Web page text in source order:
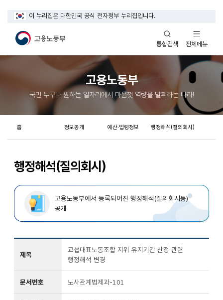
이 누리집은 대한민국 공식 전자정부 누리집입니다.
통합검색
열기
전체메뉴
열기
고용노동부
국민 누구나 원하는 일자리에서 마음껏 역량을 발휘하는 나라!
행정해석(질의회시)
홈 정보공개 예산·법령정보 행정해석(질의회시)
고용노동부에서 등록되어진 행정해석(질의회시등)
공개
제목
교섭대표노동조합 지위 유지기간 산정 관련
행정해석 변경
문서번호 노사관계법제과-101